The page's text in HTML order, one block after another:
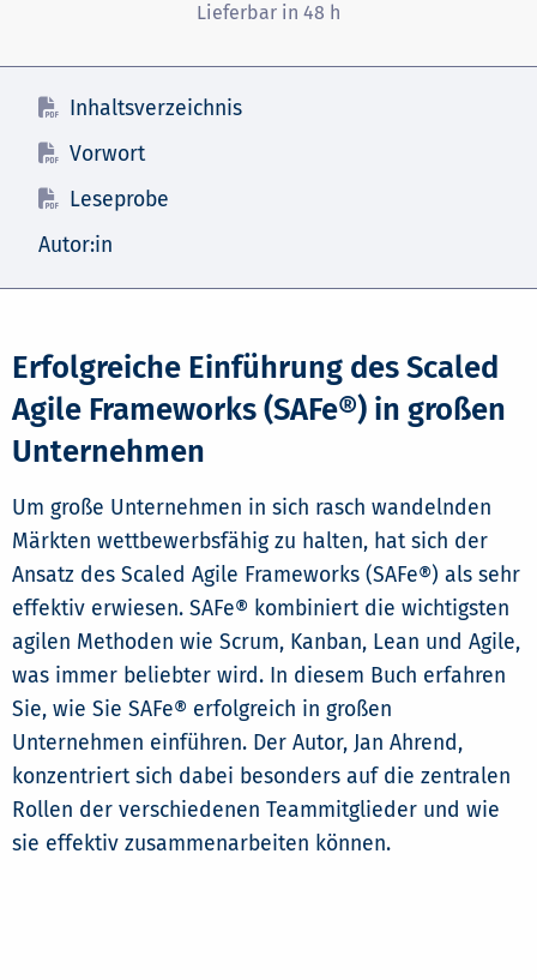
Lieferbar in 48 h
Inhaltsverzeichnis
Vorwort
Leseprobe
Autor:in
Erfolgreiche Einführung des Scaled
Agile Frameworks (SAFe®) in großen
Unternehmen
Um große Unternehmen in sich rasch wandelnden
Märkten wettbewerbsfähig zu halten, hat sich der
Ansatz des Scaled Agile Frameworks (SAFe®) als sehr
effektiv erwiesen. SAFe® kombiniert die wichtigsten
agilen Methoden wie Scrum, Kanban, Lean und Agile,
was immer beliebter wird. In diesem Buch erfahren
Sie, wie Sie SAFe® erfolgreich in großen
Unternehmen einführen. Der Autor, Jan Ahrend,
konzentriert sich dabei besonders auf die zentralen
Rollen der verschiedenen Teammitglieder und wie
sie effektiv zusammenarbeiten können.